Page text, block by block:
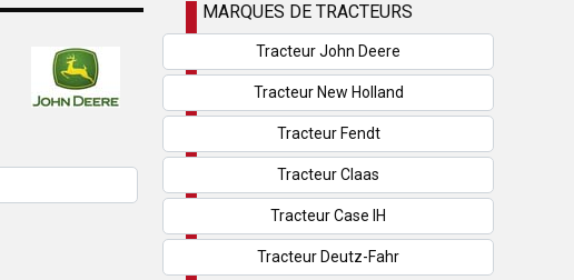
MARQUES DE TRACTEURS
Tracteur John Deere
Tracteur New Holland
Tracteur Fendt
Tracteur Claas
Tracteur Case IH
Tracteur Deutz-Fahr